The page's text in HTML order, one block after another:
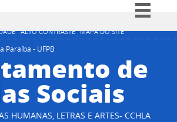
ALTO CONTRASTE MAPA DO SITE
Simplifique!
Participe
Acesso à informação
Legislação
Paraíba - UFPB
de
Sociais
HUMANAS, LETRAS E ARTES- CCHLA